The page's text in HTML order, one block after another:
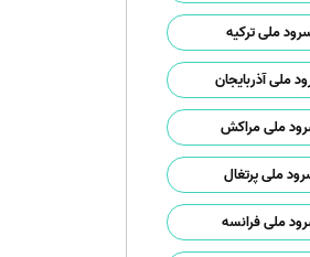
ملی ترکیه
ملی آذربایجان
ملی مراکش
ملی پرتغال
ملی فرانسه